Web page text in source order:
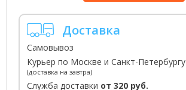
Доставка
Самовывоз
Курьер по Москве и Санкт-Петербургу
(доставка на завтра)
Служба доставки от 320 руб.